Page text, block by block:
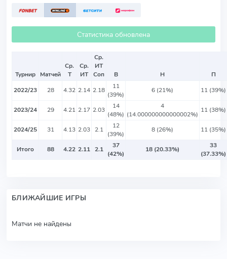
Статистика обновлена
Турнир Матчей
Ср.
Т
Ср.
ИТ
Ср.
ИТ
Соп
В Н
П
2022/23
28 4.32 2.14 2.18
11
(39%)
6 (21%) 11 (39%)
2023/24 29 4.21 2.17 2.03
14
(48%)
4
(14.000000000000002%)
11 (38%)
2024/25 31 4.13 2.03 2.1
12
(39%)
8 (26%) 11 (35%)
Итого 88 4.22 2.11 2.1
37
(42%)
18 (20.33%)
33
(37.33%)
БЛИЖАЙШИЕ ИГРЫ
Матчи не найдены